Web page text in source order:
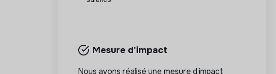
Mesure d'impact
Nous avons réalisé une mesure d’impact